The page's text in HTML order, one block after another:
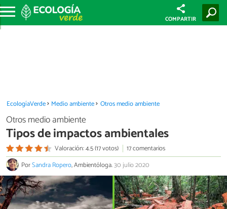
COMPARTIR
EcologíaVerde Medio ambiente Otros medio ambiente
Otros medio ambiente
Tipos de impactos ambientales
Valoración: 4.5 (17 votos)
17 comentarios
PorSandra Ropero, Ambientóloga.30 julio 2020